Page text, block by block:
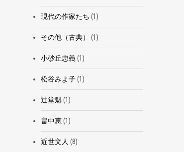
現代の作家たち (1)
その他（古典） (1)
小砂丘忠義(1)
松谷みよ子(1)
辻堂魁(1)
畠中恵(1)
近世文人 (8)